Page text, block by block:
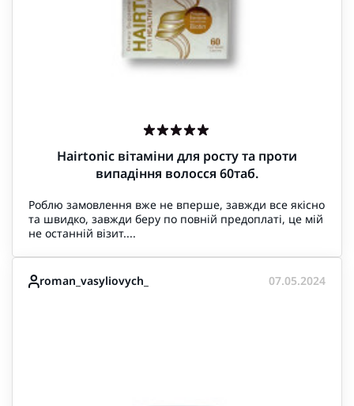
Hairtonic вітаміни для росту та проти
випадіння волосся 60таб.
Роблю замовлення вже не вперше, завжди все якісно
та швидко, завжди беру по повній предоплаті, це мій
не останній візит....
roman_vasyliovych_ 07.05.2024